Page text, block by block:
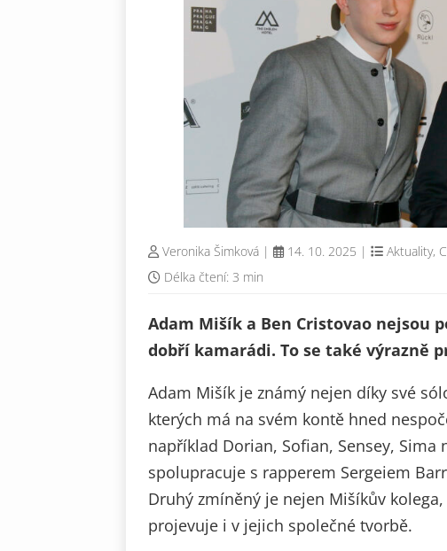
Veronika Šimková | 14. 10. 2025 | Aktuality,
Délka čtení: 3 min
Adam Mišík a Ben Cristovao nejsou
dobří kamarádi. To se také výrazně
Adam Mišík je známý nejen díky své
kterých má na svém kontě hned
například Dorian, Sofian, Sensey, Sima
spolupracuje s rapperem Sergeiem
Druhý zmíněný je nejen Mišíkův
projevuje i v jejich společné tvorbě.